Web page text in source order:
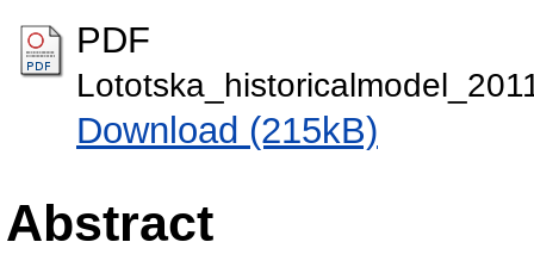
PDF
Download (215kB)
Abstract